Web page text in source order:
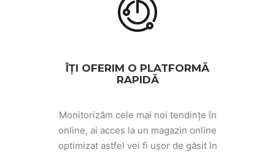
ÎȚI OFERIM O PLATFORMĂ
RAPIDĂ
Monitorizăm cele mai noi tendințe în
online, ai acces la un magazin online
optimizat astfel vei fi ușor de găsit în